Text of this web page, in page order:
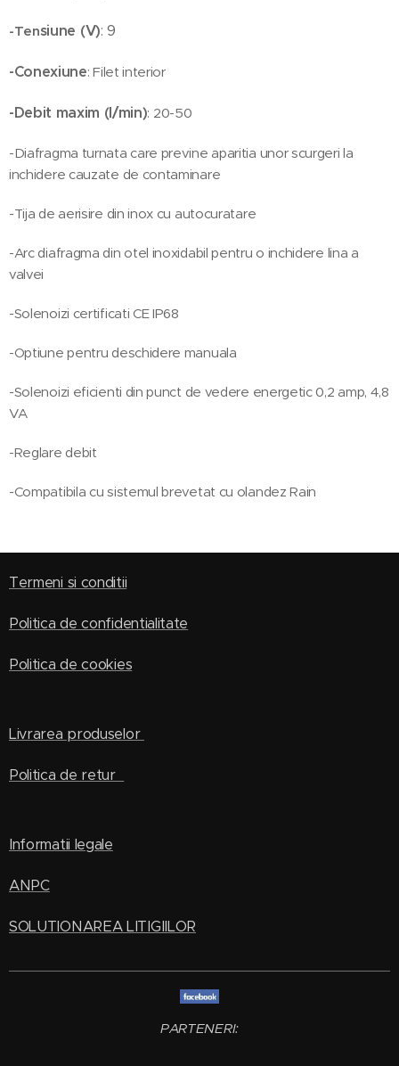
-Tensiune (V): 9
-Conexiune: Filet interior
-Debit maxim (l/min): 20-50
-Diafragma turnata care previne aparitia unor scurgeri la
inchidere cauzate de contaminare
-Tija de aerisire din inox cu autocuratare
-Arc diafragma din otel inoxidabil pentru o inchidere lina a
valvei
-Solenoizi certificati CE IP68
-Optiune pentru deschidere manuala
-Solenoizi eficienti din punct de vedere energetic 0,2 amp, 4,8
VA
-Reglare debit
-Compatibila cu sistemul brevetat cu olandez Rain
Termeni si conditii
Politica de confidentialitate
Politica de cookies
Livrarea produselor
Politica de retur
Informatii legale
ANPC
SOLUTIONAREA LITIGIILOR
PARTENERI: